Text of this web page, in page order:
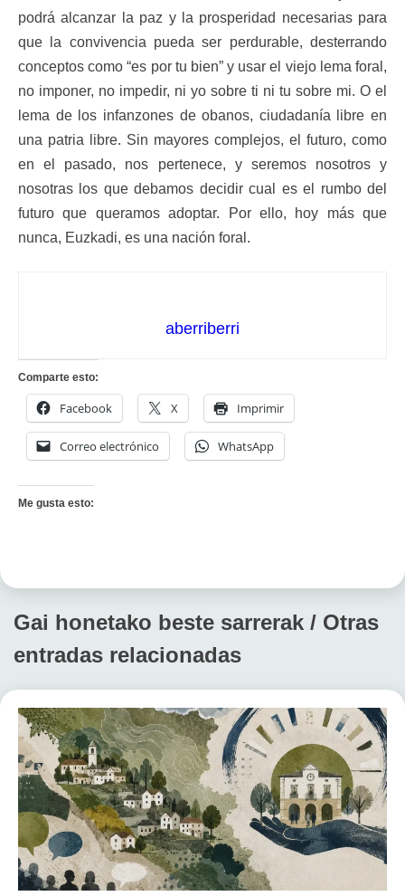
podrá alcanzar la paz y la prosperidad necesarias para
que la convivencia pueda ser perdurable, desterrando
conceptos como “es por tu bien” y usar el viejo lema foral,
no imponer, no impedir, ni yo sobre ti ni tu sobre mi. O el
lema de los infanzones de obanos, ciudadanía libre en
una patria libre. Sin mayores complejos, el futuro, como
en el pasado, nos pertenece, y seremos nosotros y
nosotras los que debamos decidir cual es el rumbo del
futuro que queramos adoptar. Por ello, hoy más que
nunca, Euzkadi, es una nación foral.
aberriberri
Comparte esto:
Facebook X Imprimir
Correo electrónico WhatsApp
Me gusta esto:
Gai honetako beste sarrerak / Otras
entradas relacionadas